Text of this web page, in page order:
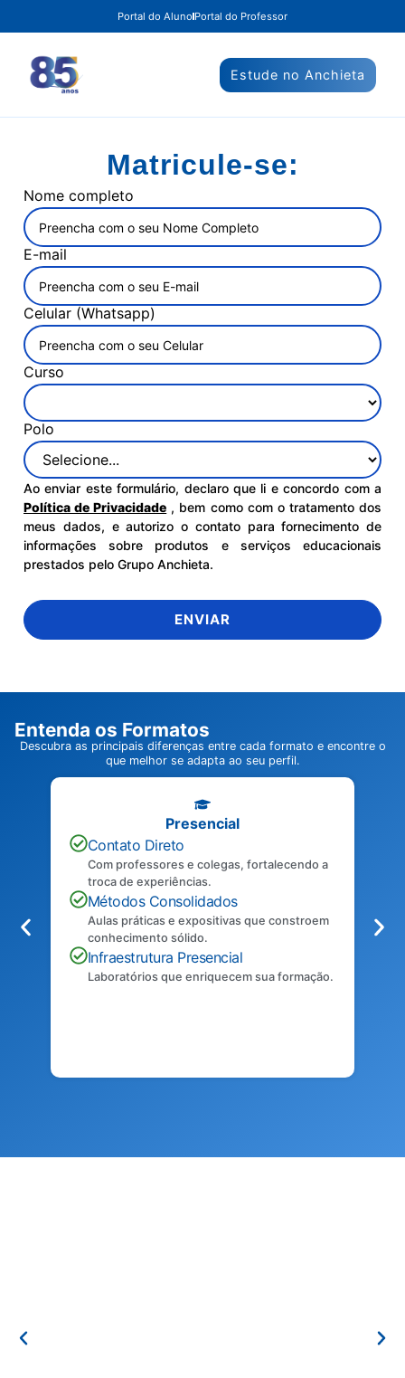
Portal do Aluno Portal do Professor
Estude no Anchieta
Matricule-se:
Nome completo
E-mail
Celular (Whatsapp)
Curso
Polo
Ao enviar este formulário, declaro que li e concordo com a
Política de Privacidade , bem como com o tratamento dos
meus dados, e autorizo o contato para fornecimento de
informações sobre produtos e serviços educacionais
prestados pelo Grupo Anchieta.
ENVIAR
Entenda os Formatos
Descubra as principais diferenças entre cada formato e encontre o
que melhor se adapta ao seu perfil.
Presencial
Contato Direto
Com professores e colegas, fortalecendo a
troca de experiências.
Métodos Consolidados
Aulas práticas e expositivas que constroem
conhecimento sólido.
Infraestrutura Presencial
Laboratórios que enriquecem sua formação.